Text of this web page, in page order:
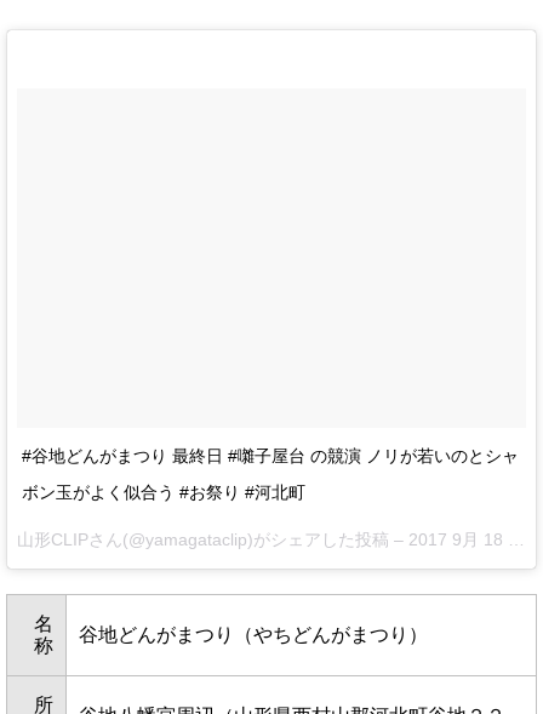
#谷地どんがまつり 最終日 #囃子屋台 の競演 ノリが若いのとシャ
ボン玉がよく似合う #お祭り #河北町
山形CLIPさん(@yamagataclip)がシェアした投稿 – 2017 9月 18 8:22午前 PDT
名
称
谷地どんがまつり（やちどんがまつり）
所